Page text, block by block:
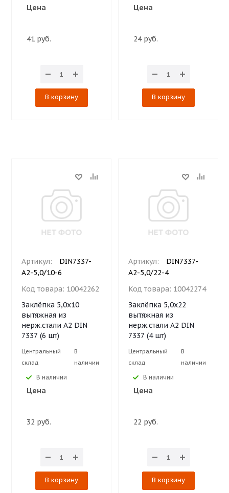
Цена
41 руб.
В корзину
Цена
24 руб.
В корзину
Артикул:
DIN7337-
A2-5,0/10-6
Код товара: 10042262
Заклёпка 5,0х10
вытяжная из
нерж.стали А2 DIN
7337 (6 шт)
Центральный
склад
В
наличии
В наличии
Цена
32 руб.
В корзину
Артикул:
DIN7337-
A2-5,0/22-4
Код товара: 10042274
Заклёпка 5,0х22
вытяжная из
нерж.стали А2 DIN
7337 (4 шт)
Центральный
склад
В
наличии
В наличии
Цена
22 руб.
В корзину